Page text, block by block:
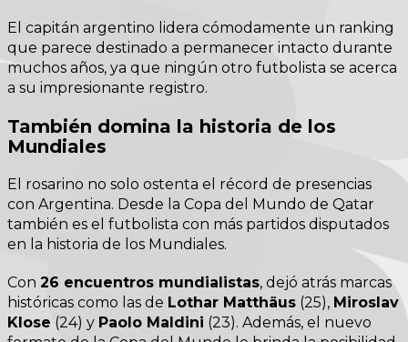
El capitán argentino lidera cómodamente un ranking
que parece destinado a permanecer intacto durante
muchos años, ya que ningún otro futbolista se acerca
a su impresionante registro.
También domina la historia de los
Mundiales
El rosarino no solo ostenta el récord de presencias
con Argentina. Desde la Copa del Mundo de Qatar
también es el futbolista con más partidos disputados
en la historia de los Mundiales.
Con 26 encuentros mundialistas, dejó atrás marcas
históricas como las de Lothar Matthäus (25), Miroslav
Klose (24) y Paolo Maldini (23). Además, el nuevo